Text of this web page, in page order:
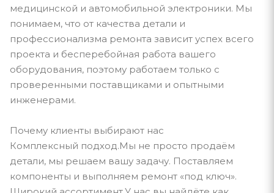
медицинской и автомобильной электроники. Мы
понимаем, что от качества детали и
профессионализма ремонта зависит успех всего
проекта и бесперебойная работа вашего
оборудования, поэтому работаем только с
проверенными поставщиками и опытными
инженерами.
Почему клиенты выбирают нас
Комплексный подход.Мы не просто продаём
детали, мы решаем вашу задачу. Поставляем
компоненты и выполняем ремонт «под ключ».